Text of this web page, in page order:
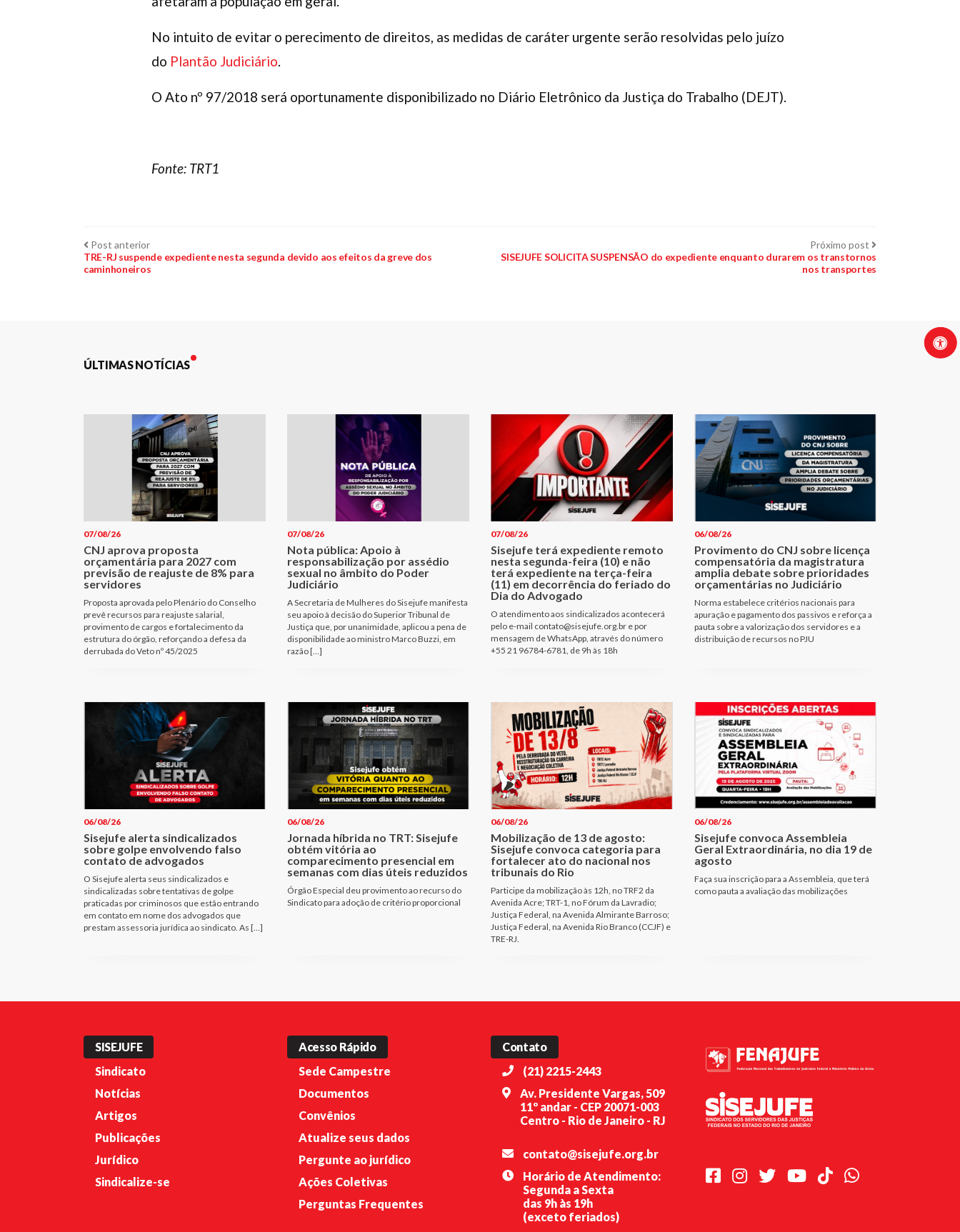
No intuito de evitar o perecimento de direitos, as medidas de caráter urgente serão resolvidas pelo juízo
do Plantão Judiciário.
O Ato nº 97/2018 será oportunamente disponibilizado no Diário Eletrônico da Justiça do Trabalho (DEJT).
Fonte: TRT1
Navegação
de
Post anteriorPost
anterior:
TRE-RJ suspende expediente nesta segunda devido aos efeitos da greve dos
caminhoneiros
Próximo post Próximo
SISEJUFE SOLICITA SUSPENSÃO do expediente enquanto durarem os transtornos
nos transportes
ÚLTIMAS NOTÍCIAS
07/08/26
CNJ aprova proposta
orçamentária para 2027 com
previsão de reajuste de 8% para
servidores
Proposta aprovada pelo Plenário do Conselho
prevê recursos para reajuste salarial,
provimento de cargos e fortalecimento da
estrutura do órgão, reforçando a defesa da
derrubada do Veto nº 45/2025
07/08/26
Nota pública: Apoio à
responsabilização por assédio
sexual no âmbito do Poder
Judiciário
A Secretaria de Mulheres do Sisejufe manifesta
seu apoio à decisão do Superior Tribunal de
Justiça que, por unanimidade, aplicou a pena de
disponibilidade ao ministro Marco Buzzi, em
razão […]
07/08/26
Sisejufe terá expediente remoto
nesta segunda-feira (10) e não
terá expediente na terça-feira
(11) em decorrência do feriado do
Dia do Advogado
O atendimento aos sindicalizados acontecerá
pelo e-mail contato@sisejufe.org.br e por
mensagem de WhatsApp, através do número
+55 21 96784-6781, de 9h às 18h
06/08/26
Provimento do CNJ sobre licença
compensatória da magistratura
amplia debate sobre prioridades
orçamentárias no Judiciário
Norma estabelece critérios nacionais para
apuração e pagamento dos passivos e reforça a
pauta sobre a valorização dos servidores e a
distribuição de recursos no PJU
06/08/26
Sisejufe alerta sindicalizados
sobre golpe envolvendo falso
contato de advogados
O Sisejufe alerta seus sindicalizados e
sindicalizadas sobre tentativas de golpe
praticadas por criminosos que estão entrando
em contato em nome dos advogados que
prestam assessoria jurídica ao sindicato. As […]
06/08/26
Jornada híbrida no TRT: Sisejufe
obtém vitória ao
comparecimento presencial em
semanas com dias úteis reduzidos
Órgão Especial deu provimento ao recurso do
Sindicato para adoção de critério proporcional
06/08/26
Mobilização de 13 de agosto:
Sisejufe convoca categoria para
fortalecer ato do nacional nos
tribunais do Rio
Participe da mobilização às 12h, no TRF2 da
Avenida Acre; TRT-1, no Fórum da Lavradio;
Justiça Federal, na Avenida Almirante Barroso;
Justiça Federal, na Avenida Rio Branco (CCJF) e
TRE-RJ.
06/08/26
Sisejufe convoca Assembleia
Geral Extraordinária, no dia 19 de
agosto
Faça sua inscrição para a Assembleia, que terá
como pauta a avaliação das mobilizações
SISEJUFE
Sindicato
Notícias
Artigos
Publicações
Jurídico
Sindicalize-se
Acesso Rápido
Sede Campestre
Documentos
Convênios
Atualize seus dados
Pergunte ao jurídico
Ações Coletivas
Perguntas Frequentes
Contato
(21) 2215-2443
Av. Presidente Vargas, 509
11º andar - CEP 20071-003
Centro - Rio de Janeiro - RJ
contato@sisejufe.org.br
Horário de Atendimento:
Segunda a Sexta
das 9h às 19h
(exceto feriados)
FacebookInstagram
TwitterYoutubeTikTokWhatsapp